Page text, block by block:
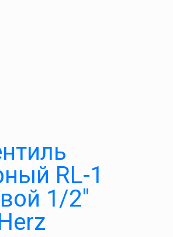
RL-1
1/2″